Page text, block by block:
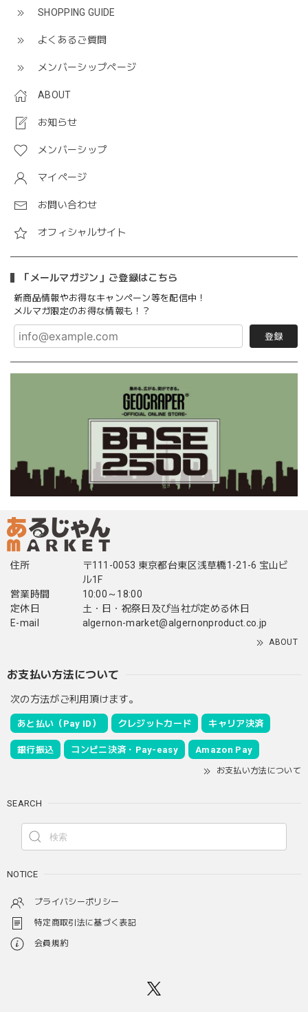
SHOPPING GUIDE
よくあるご質問
メンバーシップページ
ABOUT
お知らせ
メンバーシップ
マイページ
お問い合わせ
オフィシャルサイト
「メールマガジン」ご登録はこちら
新商品情報やお得なキャンペーン等を配信中！
メルマガ限定のお得な情報も！？
登録
住所
〒111-0053 東京都台東区浅草橋1-21-6 宝山ビ
ル1F
営業時間
10:00～18:00
定休日
土・日・祝祭日及び当社が定める休日
E-mail
algernon-market@algernonproduct.co.jp
ABOUT
お支払い方法について
次の方法がご利用頂けます。
あと払い（Pay ID） クレジットカード キャリア決済
銀行振込 コンビニ決済・Pay-easy Amazon Pay
お支払い方法について
SEARCH
NOTICE
プライバシーポリシー
特定商取引法に基づく表記
会員規約